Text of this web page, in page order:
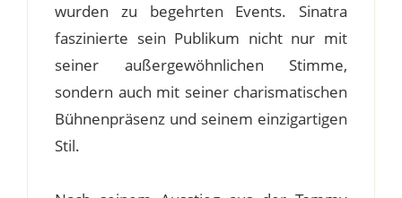
wurden zu begehrten Events. Sinatra
faszinierte sein Publikum nicht nur mit
seiner außergewöhnlichen Stimme,
sondern auch mit seiner charismatischen
Bühnenpräsenz und seinem einzigartigen
Stil.